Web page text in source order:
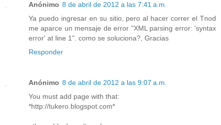
Anónimo 8 de abril de 2012 a las 7:41 a.m.
Ya puedo ingresar en su sitio, pero al hacer correr el Tnod
me aparce un mensaje de error "XML parsing error: 'syntax
error' at line 1". como se soluciona?, Gracias
Responder
Anónimo 8 de abril de 2012 a las 9:07 a.m.
You must add page with that:
*http://tukero.blogspot.com*